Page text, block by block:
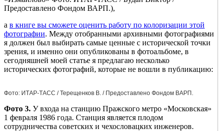
Предоставлено Фондом ВАРП.),
а в книге вы сможете оценить работу по колоризации этой
фотографии. Между отобранными архивными фотографиями
я должен был выбирать самые ценные с исторической точки
зрения, и именно они опубликованы в фотоальбоме, в
сегодняшней моей статье я предлагаю несколько
исторических фотографий, которые не вошли в публикацию:
Фото: ИТАР-ТАСС / Терещенков В. / Предоставлено Фондом ВАРП.
Фото 3. У входа на станцию Пражского метро «Московская»
1 февраля 1986 года. Станция является плодом
сотрудничества советских и чехословацких инженеров.